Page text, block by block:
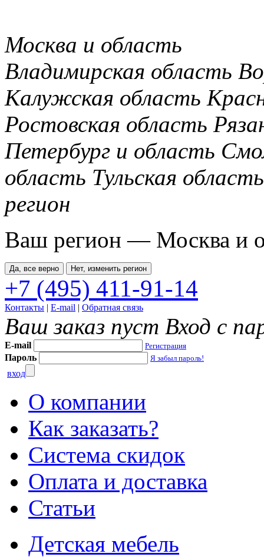
Москва и область
Владимирская область
Калужская область
Ростовская область
Петербург и область
область Тульская область
регион
Ваш регион — Москва и
Да, все верно Нет, изменить регион
+7 (495) 411-91-14
Контакты | E-mail | Обратная связь
Ваш заказ пуст Вход с
E-mail Регистрация
Пароль Я забыл пароль!
вход
О компании
Как заказать?
Система скидок
Оплата и доставка
Статьи
Детская мебель